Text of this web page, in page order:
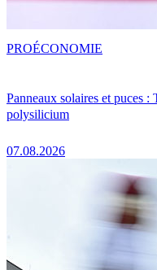
Panneaux solaires et puces
polysilicium
07.08.2026
PROÉCONOMIE